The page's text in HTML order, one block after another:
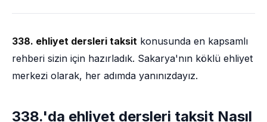
338. ehliyet dersleri taksit konusunda en kapsamlı
rehberi sizin için hazırladık. Sakarya'nın köklü ehliyet
merkezi olarak, her adımda yanınızdayız.
338.'da ehliyet dersleri taksit Nasıl